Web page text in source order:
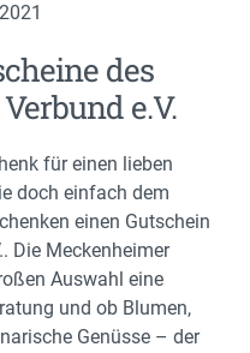
des
e.V.
für einen lieben
doch einfach dem
einen Gutschein
Die Meckenheimer
Auswahl eine
und ob Blumen,
Genüsse – der